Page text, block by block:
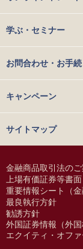
学ぶ・セミナー
お問合わせ・お手続
キャンペーン
サイトマップ
金融商品取引法の
上場有価証券等書
重要情報シート（金
最良執行方針
勧誘方針
外国証券情報（外国
エクイティ・オファ